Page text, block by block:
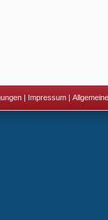
| Impressum|